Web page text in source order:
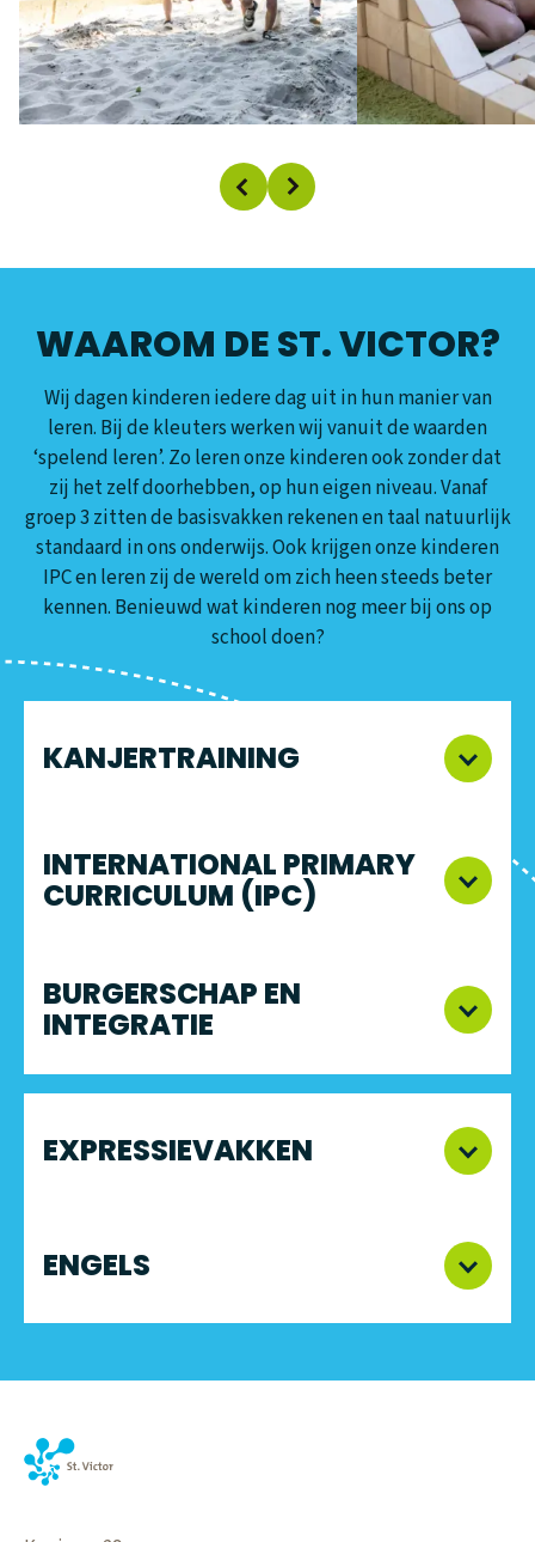
WAAROM DE ST. VICTOR?
Wij dagen kinderen iedere dag uit in hun manier van
leren. Bij de kleuters werken wij vanuit de waarden
‘spelend leren’. Zo leren onze kinderen ook zonder dat
zij het zelf doorhebben, op hun eigen niveau. Vanaf
groep 3 zitten de basisvakken rekenen en taal natuurlijk
standaard in ons onderwijs. Ook krijgen onze kinderen
IPC en leren zij de wereld om zich heen steeds beter
kennen. Benieuwd wat kinderen nog meer bij ons op
school doen?
KANJERTRAINING
INTERNATIONAL PRIMARY
CURRICULUM (IPC)
BURGERSCHAP EN
INTEGRATIE
EXPRESSIEVAKKEN
ENGELS